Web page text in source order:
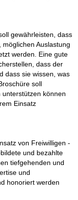
gewährleisten, dass
Auslastung
werden. Eine gute
dass der
dass sie wissen, was
soll
können
Einsatz
von Freiwilligen -
und bezahlte
tiefgehenden und
und
honoriert werden